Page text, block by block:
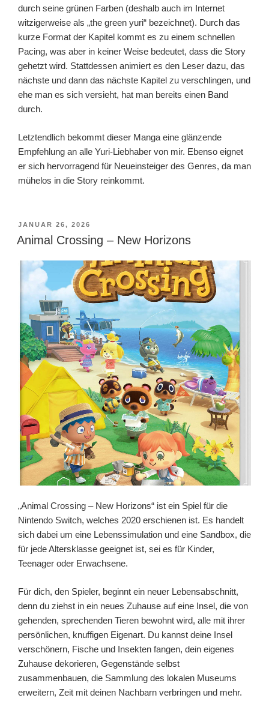
durch seine grünen Farben (deshalb auch im Internet
witzigerweise als „the green yuri“ bezeichnet). Durch das
kurze Format der Kapitel kommt es zu einem schnellen
Pacing, was aber in keiner Weise bedeutet, dass die Story
gehetzt wird. Stattdessen animiert es den Leser dazu, das
nächste und dann das nächste Kapitel zu verschlingen, und
ehe man es sich versieht, hat man bereits einen Band
durch.
Letztendlich bekommt dieser Manga eine glänzende
Empfehlung an alle Yuri-Liebhaber von mir. Ebenso eignet
er sich hervorragend für Neueinsteiger des Genres, da man
mühelos in die Story reinkommt.
VERÖFFENTLICHT
AM
JANUAR 26, 2026
Animal Crossing – New Horizons
„Animal Crossing – New Horizons“ ist ein Spiel für die
Nintendo Switch, welches 2020 erschienen ist. Es handelt
sich dabei um eine Lebenssimulation und eine Sandbox, die
für jede Altersklasse geeignet ist, sei es für Kinder,
Teenager oder Erwachsene.
Für dich, den Spieler, beginnt ein neuer Lebensabschnitt,
denn du ziehst in ein neues Zuhause auf eine Insel, die von
gehenden, sprechenden Tieren bewohnt wird, alle mit ihrer
persönlichen, knuffigen Eigenart. Du kannst deine Insel
verschönern, Fische und Insekten fangen, dein eigenes
Zuhause dekorieren, Gegenstände selbst
zusammenbauen, die Sammlung des lokalen Museums
erweitern, Zeit mit deinen Nachbarn verbringen und mehr.